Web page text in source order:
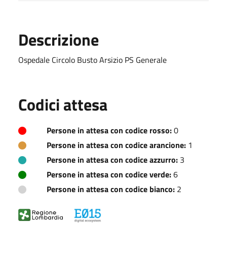
Descrizione
Ospedale Circolo Busto Arsizio PS Generale
Codici attesa
Persone in attesa con codice rosso:0
Persone in attesa con codice arancione: 1
Persone in attesa con codice azzurro: 3
Persone in attesa con codice verde:6
Persone in attesa con codice bianco: 2